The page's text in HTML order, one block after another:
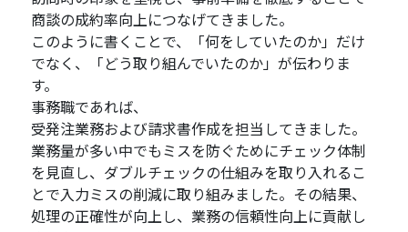
商談の成約率向上につなげてきました。
このように書くことで、「何をしていたのか」だけ
でなく、「どう取り組んでいたのか」が伝わりま
す。
事務職であれば、
受発注業務および請求書作成を担当してきました。
業務量が多い中でもミスを防ぐためにチェック体制
を見直し、ダブルチェックの仕組みを取り入れるこ
とで入力ミスの削減に取り組みました。その結果、
処理の正確性が向上し、業務の信頼性向上に貢献し